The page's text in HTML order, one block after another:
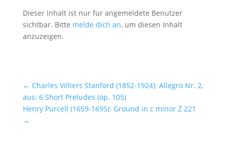
Dieser Inhalt ist nur für angemeldete Benutzer
sichtbar. Bitte melde dich an, um diesen Inhalt
anzuzeigen.
← Charles Villiers Stanford (1852-1924): Allegro Nr. 2,
aus: 6 Short Preludes (op. 105)
Henry Purcell (1659-1695): Ground in c minor Z 221
→